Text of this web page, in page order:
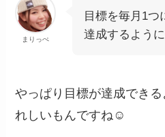
まりっぺ
目標を毎月1つ
達成するよう
やっぱり目標が達成でき
れしいもんですね☺